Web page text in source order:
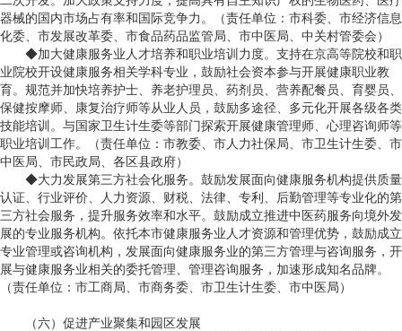
器械的国内市场占有率和国际竞争力。（责任单位：市科委、市经济信息
化委、市发展改革委、市食品药品监管局、市中医局、中关村管委会）
◆加大健康服务业人才培养和职业培训力度。支持在京高等院校和职
业院校开设健康服务相关学科专业，鼓励社会资本参与开展健康职业教
育。规范并加快培养护士、养老护理员、药剂员、营养配餐员、育婴员、
保健按摩师、康复治疗师等从业人员，鼓励多途径、多元化开展各级各类
技能培训。与国家卫生计生委等部门探索开展健康管理师、心理咨询师等
职业培训工作。（责任单位：市教委、市人力社保局、市卫生计生委、市
中医局、市民政局、各区县政府）
◆大力发展第三方社会化服务。鼓励发展面向健康服务机构提供质量
认证、行业评价、人力资源、财税、法律、专利、后勤管理等专业化的第
三方社会服务，提升服务效率和水平。鼓励成立推进中医药服务向境外发
展的专业服务机构。依托本市健康服务业人才资源和管理优势，鼓励成立
专业管理或咨询机构，发展面向健康服务业的第三方管理与咨询服务，开
展与健康服务业相关的委托管理、管理咨询服务，加速形成知名品牌。
（责任单位：市工商局、市商务委、市卫生计生委、市中医局）
（六）促进产业聚集和园区发展